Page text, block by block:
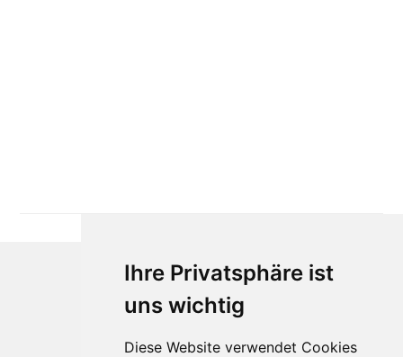
Ihre Privatsphäre ist
uns wichtig
Diese Website verwendet Cookies